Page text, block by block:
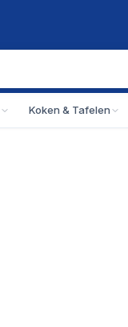
Koken & Tafelen